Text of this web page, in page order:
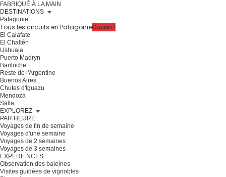
FABRIQUÉ À LA MAIN
DESTINATIONS
Patagonie
Tous les circuits en PatagonieOuvrez !
El Calafate
El Chaltén
Ushuaia
Puerto Madryn
Bariloche
Reste de l'Argentine
Buenos Aires
Chutes d'Iguazu
Mendoza
Salta
EXPLOREZ
PAR HEURE
Voyages de fin de semaine
Voyages d'une semaine
Voyages de 2 semaines
Voyages de 3 semaines
EXPÉRIENCES
Observation des baleines
Visites guidées de vignobles